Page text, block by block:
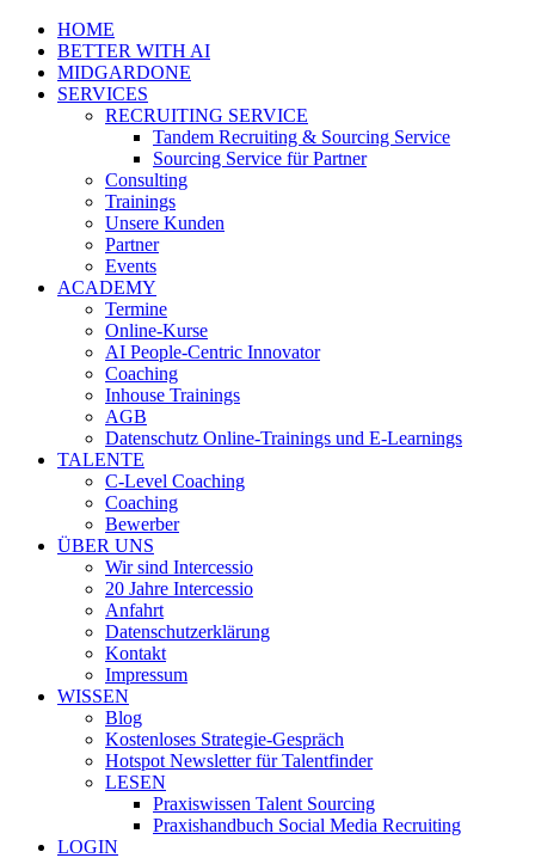
HOME
BETTER WITH AI
MIDGARDONE
SERVICES
RECRUITING SERVICE
Tandem Recruiting & Sourcing Service
Sourcing Service für Partner
Consulting
Trainings
Unsere Kunden
Partner
Events
ACADEMY
Termine
Online-Kurse
AI People-Centric Innovator
Coaching
Inhouse Trainings
AGB
Datenschutz Online-Trainings und E-Learnings
TALENTE
C-Level Coaching
Coaching
Bewerber
ÜBER UNS
Wir sind Intercessio
20 Jahre Intercessio
Anfahrt
Datenschutzerklärung
Kontakt
Impressum
WISSEN
Blog
Kostenloses Strategie-Gespräch
Hotspot Newsletter für Talentfinder
LESEN
Praxiswissen Talent Sourcing
Praxishandbuch Social Media Recruiting
LOGIN